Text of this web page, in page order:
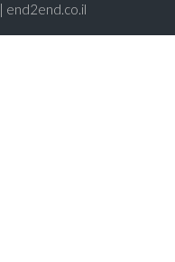
end2end.co.il | תכנון ועיצוב עד הפרט האחרון.